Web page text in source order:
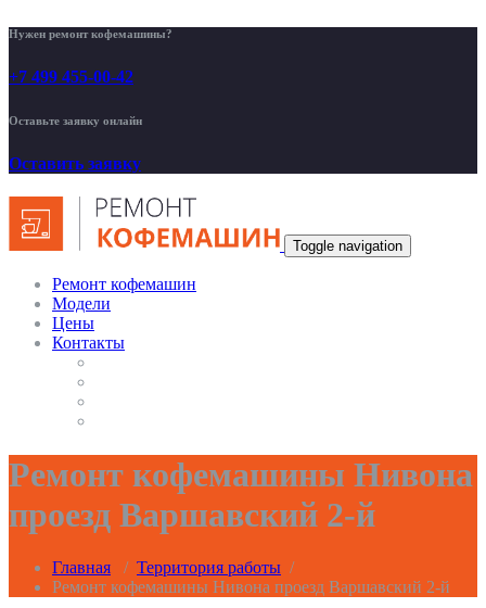
Нужен ремонт кофемашины?
+7 499 455-00-42
Оставьте заявку онлайн
Оставить заявку
Toggle navigation
Ремонт кофемашин
Модели
Цены
Контакты
Ремонт кофемашины Нивона
проезд Варшавский 2-й
Главная / Территория работы /
Ремонт кофемашины Нивона проезд Варшавский 2-й